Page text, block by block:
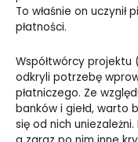
To właśnie on uczynił
płatności.
Współtwórcy projektu
odkryli potrzebę
płatniczego. Ze
banków i giełd, warto
się od nich